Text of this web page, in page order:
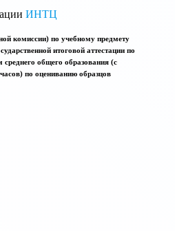
ИНТЦ
комиссии) по учебному предмету
итоговой аттестации по
общего образования (с
по оцениванию образцов